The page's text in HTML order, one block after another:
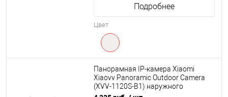
Подробнее
Цвет
Панорамная IP-камера Xiaomi
Xiaovv Panoramic Outdoor Camera
(XVV-1120S-B1) наружного
наблюдения